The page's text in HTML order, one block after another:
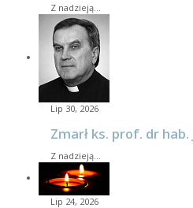
Z nadzieją…
Lip 30, 2026
Zmarł ks. prof. dr
Z nadzieją…
Lip 24, 2026